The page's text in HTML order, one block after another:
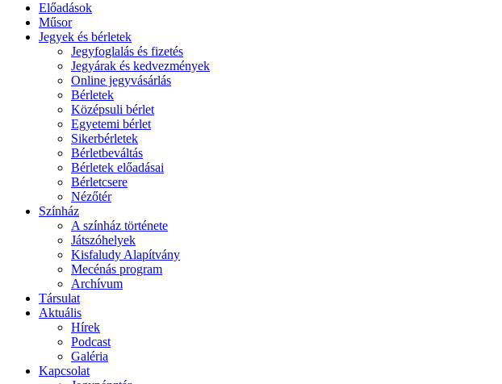
Előadások
Műsor
Jegyek és bérletek
Jegyfoglalás és fizetés
Jegyárak és kedvezmények
Online jegyvásárlás
Bérletek
Középsuli bérlet
Egyetemi bérlet
Sikerbérletek
Bérletbeváltás
Bérletek előadásai
Bérletcsere
Nézőtér
Színház
A színház története
Játszóhelyek
Kisfaludy Alapítvány
Mecénás program
Archívum
Társulat
Aktuális
Hírek
Podcast
Galéria
Kapcsolat